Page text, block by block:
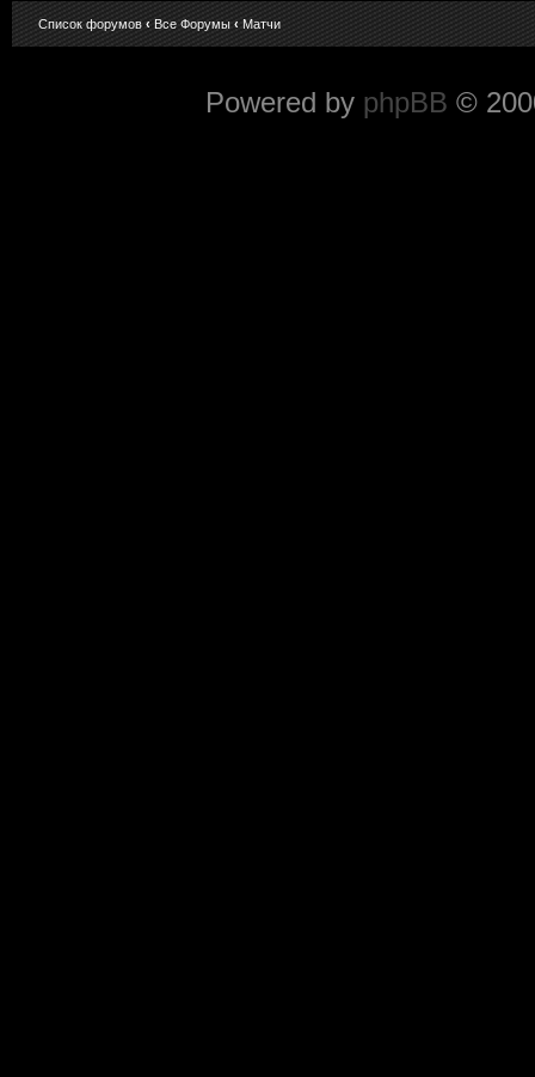
Список форумов ‹ Все Форумы ‹ Матчи
Powered by phpBB ©